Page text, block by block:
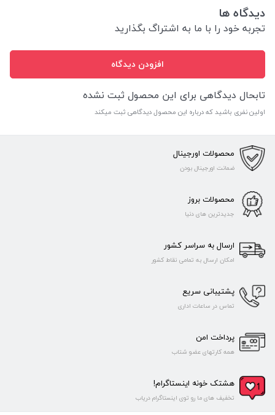
دیدگاه ها
تجربه خود را با ما به اشتراگ بگذارید
افزودن دیدگاه
تابحال دیدگاهی برای این محصول ثبت نشده
اولین نفری باشید که درباره این محصول دیدگاهی ثبت میکند
محصولات اورجینال
ضمانت اورجینال بودن
محصولات بروز
جدیدترین های دنیا
ارسال به سراسر کشور
امکان ارسال به تمامی نقاط کشور
پشتیبانی سریع
تماس در ساعات اداری
پرداخت امن
همه کارتهای عضو شتاب
هشتک خونه اینستاگرام!
تخفیف های ما رو توی اینستاگرام دریاب